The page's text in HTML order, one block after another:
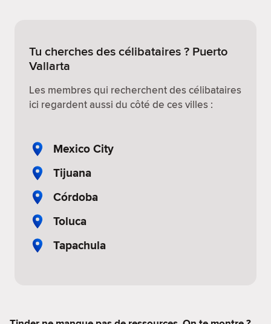
Tu cherches des célibataires ? Puerto
Vallarta
Les membres qui recherchent des célibataires
ici regardent aussi du côté de ces villes :
Mexico City
Tijuana
Córdoba
Toluca
Tapachula